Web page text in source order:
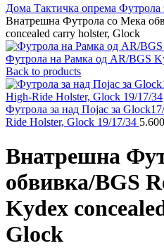
Дома Тактичка опрема Футрола
Внатрешна Футрола со Мека
concealed carry holster, Glock
Футрола на Рамка од AR/BGS
Back to products
Футрола за над Појас за
Ride Holster, Glock 19/17/34 5.600
Внатрешна
обвивка/BGS
Kydex
Glock